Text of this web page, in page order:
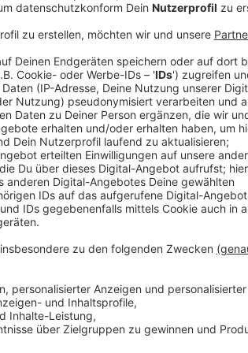
Sondernutzungsgebühren
war eine der Branchen, die von
wurden hier schon früh
hatte die Städte die
Pandemie bleibt ein Flickenteppich im
fallen zum Beispiel an,
Fläche Tische und Stühle aufstellt.
Gebühren oft weggefallen; die Stadt